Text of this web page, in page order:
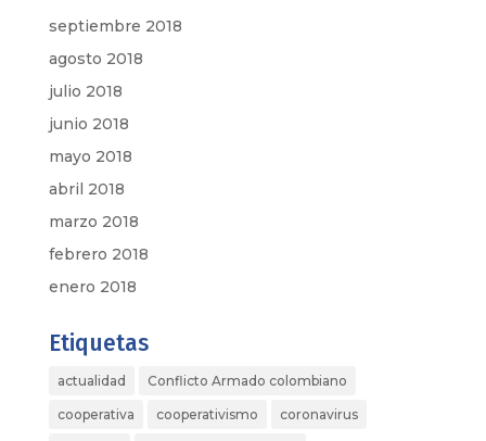
septiembre 2018
agosto 2018
julio 2018
junio 2018
mayo 2018
abril 2018
marzo 2018
febrero 2018
enero 2018
Etiquetas
actualidad Conflicto Armado colombiano
cooperativa cooperativismo coronavirus